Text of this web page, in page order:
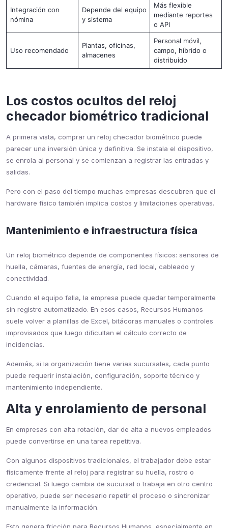
Integración con
nómina
Depende del equipo
y sistema
Más flexible
mediante reportes
o API
Uso recomendado
Plantas, oficinas,
almacenes
Personal móvil,
campo, híbrido o
distribuido
Los costos ocultos del reloj
checador biométrico tradicional
A primera vista, comprar un reloj checador biométrico puede
parecer una inversión única y definitiva. Se instala el dispositivo,
se enrola al personal y se comienzan a registrar las entradas y
salidas.
Pero con el paso del tiempo muchas empresas descubren que el
hardware físico también implica costos y limitaciones operativas.
Mantenimiento e infraestructura física
Un reloj biométrico depende de componentes físicos: sensores de
huella, cámaras, fuentes de energía, red local, cableado y
conectividad.
Cuando el equipo falla, la empresa puede quedar temporalmente
sin registro automatizado. En esos casos, Recursos Humanos
suele volver a planillas de Excel, bitácoras manuales o controles
improvisados que luego dificultan el cálculo correcto de
incidencias.
Además, si la organización tiene varias sucursales, cada punto
puede requerir instalación, configuración, soporte técnico y
mantenimiento independiente.
Alta y enrolamiento de personal
En empresas con alta rotación, dar de alta a nuevos empleados
puede convertirse en una tarea repetitiva.
Con algunos dispositivos tradicionales, el trabajador debe estar
físicamente frente al reloj para registrar su huella, rostro o
credencial. Si luego cambia de sucursal o trabaja en otro centro
operativo, puede ser necesario repetir el proceso o sincronizar
manualmente la información.
Esto genera fricción para Recursos Humanos, especialmente en